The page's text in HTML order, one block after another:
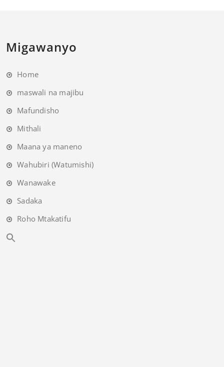
Migawanyo
Home
maswali na majibu
Mafundisho
Mithali
Maana ya maneno
Wahubiri (Watumishi)
Wanawake
Sadaka
Roho Mtakatifu